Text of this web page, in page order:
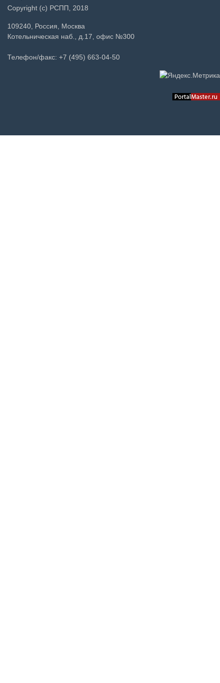
Copyright (c) РСПП, 2018
109240, Россия, Москва
Котельническая наб., д.17, офис №300
Телефон/факс: +7 (495) 663-04-50